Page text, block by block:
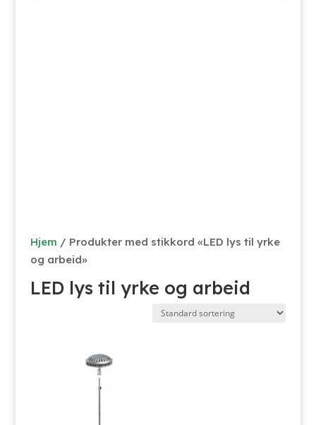
Hjem / Produkter med stikkord «LED lys til yrke
og arbeid»
LED lys til yrke og arbeid